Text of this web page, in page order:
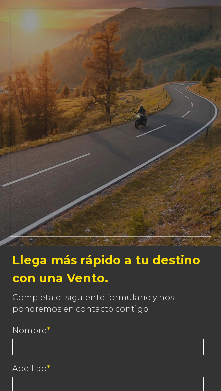
Llega más rápido a tu destino
con una Vento.
Completa el siguiente formulario y nos
pondremos en contacto contigo.
Nombre*
Apellido*